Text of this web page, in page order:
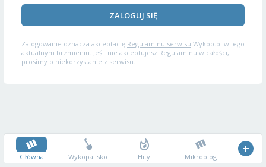
ZALOGUJ SIĘ
Zalogowanie oznacza akceptację Regulaminu serwisu Wykop.pl w jego
aktualnym brzmieniu. Jeśli nie akceptujesz Regulaminu w całości,
prosimy o niekorzystanie z serwisu.
Główna Wykopalisko Hity Mikroblog